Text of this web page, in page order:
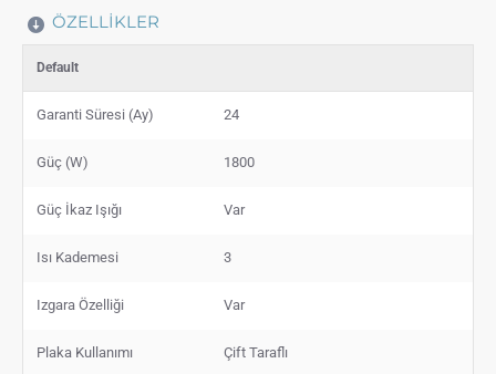
ÖZELLIKLER
Default
Garanti Süresi (Ay) 24
Güç (W) 1800
Güç İkaz Işığı Var
Isı Kademesi 3
Izgara Özelliği Var
Plaka Kullanımı Çift Taraflı